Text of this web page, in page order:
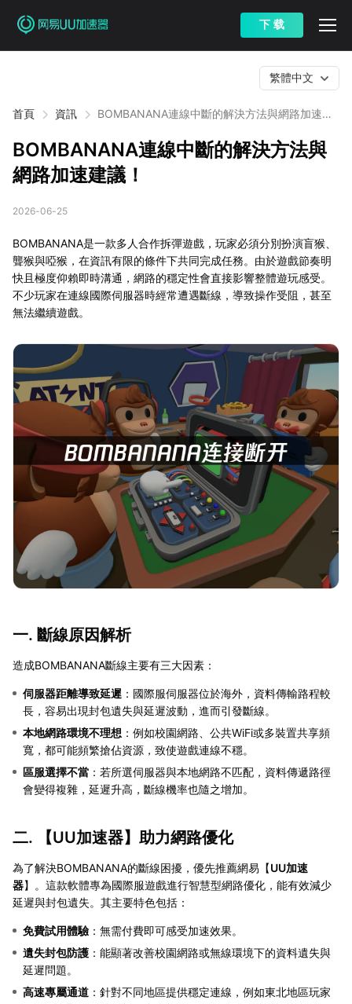
下 载
首頁 資訊
BOMBANANA連線中斷的解決方法與網路加速建
繁體中文
BOMBANANA連線中斷的解決方法與
網路加速建議！
2026-06-25
BOMBANANA是一款多人合作拆彈遊戲，玩家必須分別扮演盲猴、
聾猴與啞猴，在資訊有限的條件下共同完成任務。由於遊戲節奏明
快且極度仰賴即時溝通，網路的穩定性會直接影響整體遊玩感受。
不少玩家在連線國際伺服器時經常遭遇斷線，導致操作受阻，甚至
無法繼續遊戲。
一. 斷線原因解析
造成BOMBANANA斷線主要有三大因素：
伺服器距離導致延遲 ：國際服伺服器位於海外，資料傳輸路程較
長，容易出現封包遺失與延遲波動，進而引發斷線。
本地網路環境不理想 ：例如校園網路、公共WiFi或多裝置共享頻
寬，都可能頻繁搶佔資源，致使遊戲連線不穩。
區服選擇不當 ：若所選伺服器與本地網路不匹配，資料傳遞路徑
會變得複雜，延遲升高，斷線機率也隨之增加。
二. 【UU加速器】助力網路優化
為了解決BOMBANANA的斷線困擾，優先推薦網易【UU加速
器】。這款軟體專為國際服遊戲進行智慧型網路優化，能有效減少
延遲與封包遺失。其主要特色包括：
免費試用體驗 ：無需付費即可感受加速效果。
遺失封包防護 ：能顯著改善校園網路或無線環境下的資料遺失與
延遲問題。
高速專屬通道 ：針對不同地區提供穩定連線，例如東北地區玩家